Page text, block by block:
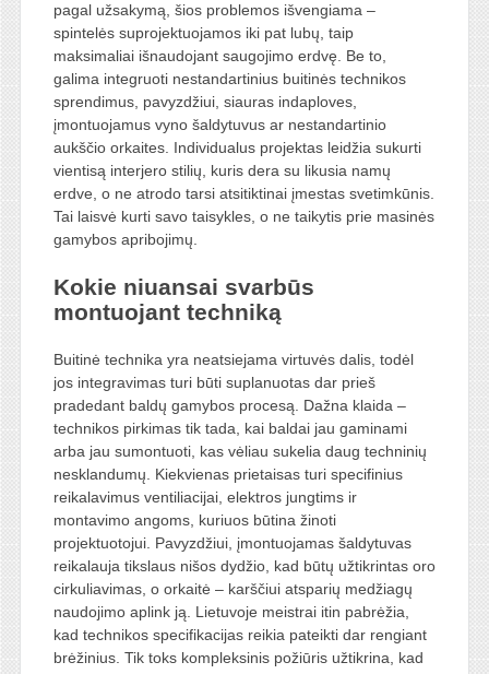
pagal užsakymą, šios problemos išvengiama –
spintelės suprojektuojamos iki pat lubų, taip
maksimaliai išnaudojant saugojimo erdvę. Be to,
galima integruoti nestandartinius buitinės technikos
sprendimus, pavyzdžiui, siauras indaploves,
įmontuojamus vyno šaldytuvus ar nestandartinio
aukščio orkaites. Individualus projektas leidžia sukurti
vientisą interjero stilių, kuris dera su likusia namų
erdve, o ne atrodo tarsi atsitiktinai įmestas svetimkūnis.
Tai laisvė kurti savo taisykles, o ne taikytis prie masinės
gamybos apribojimų.
Kokie niuansai svarbūs
montuojant techniką
Buitinė technika yra neatsiejama virtuvės dalis, todėl
jos integravimas turi būti suplanuotas dar prieš
pradedant baldų gamybos procesą. Dažna klaida –
technikos pirkimas tik tada, kai baldai jau gaminami
arba jau sumontuoti, kas vėliau sukelia daug techninių
nesklandumų. Kiekvienas prietaisas turi specifinius
reikalavimus ventiliacijai, elektros jungtims ir
montavimo angoms, kuriuos būtina žinoti
projektuotojui. Pavyzdžiui, įmontuojamas šaldytuvas
reikalauja tikslaus nišos dydžio, kad būtų užtikrintas oro
cirkuliavimas, o orkaitė – karščiui atsparių medžiagų
naudojimo aplink ją. Lietuvoje meistrai itin pabrėžia,
kad technikos specifikacijas reikia pateikti dar rengiant
brėžinius. Tik toks kompleksinis požiūris užtikrina, kad